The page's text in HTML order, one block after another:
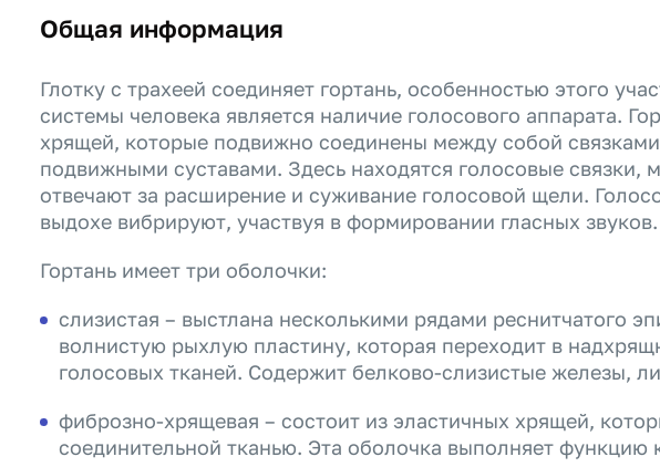
Общая информация
Глотку с трахеей соединяет гортань, особенностью этого
системы человека является наличие голосового аппарата.
хрящей, которые подвижно соединены между собой
подвижными суставами. Здесь находятся голосовые
отвечают за расширение и суживание голосовой щели.
выдохе вибрируют, участвуя в формировании гласных звуков.
Гортань имеет три оболочки:
слизистая – выстлана несколькими рядами реснитчатого
волнистую рыхлую пластину, которая переходит в
голосовых тканей. Содержит белково-слизистые железы,
фиброзно-хрящевая – состоит из эластичных хрящей,
соединительной тканью. Эта оболочка выполняет функцию